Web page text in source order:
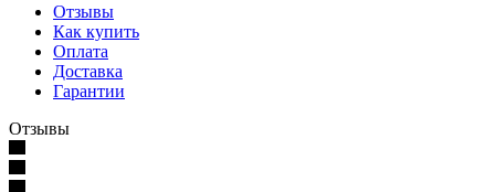
Отзывы
Как купить
Оплата
Доставка
Гарантии
Отзывы